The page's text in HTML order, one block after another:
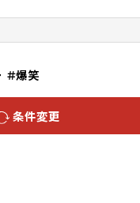
＃爆笑
条件変更